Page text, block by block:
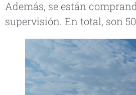
Además, se están
supervisión. En total, son